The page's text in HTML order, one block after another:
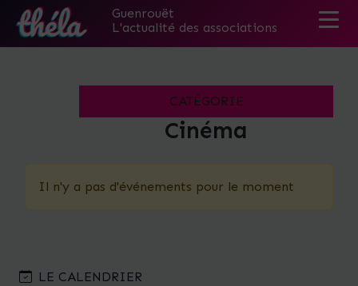
Guenrouët
L'actualité des associations
CATÉGORIE
Cinéma
Il n'y a pas d'événements pour le moment
LE CALENDRIER